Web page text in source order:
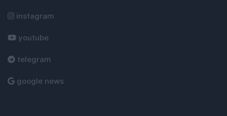
instagram
youtube
telegram
google news